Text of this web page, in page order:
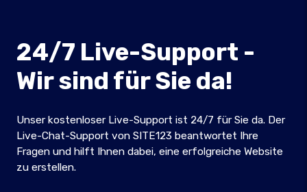
24/7 Live-Support -
Wir sind für Sie da!
Unser kostenloser Live-Support ist 24/7 für Sie da. Der
Live-Chat-Support von SITE123 beantwortet Ihre
Fragen und hilft Ihnen dabei, eine erfolgreiche Website
zu erstellen.